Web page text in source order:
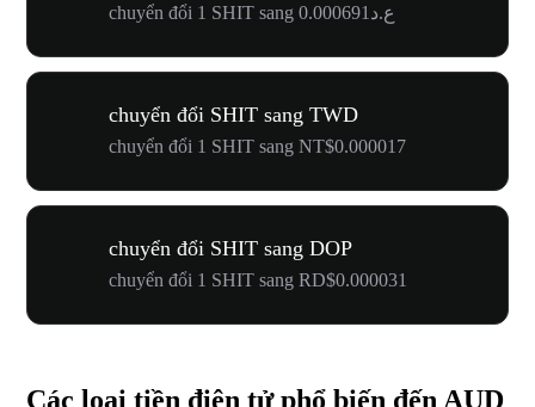
chuyển đổi 1 SHIT sang ع.د0.000691
chuyển đổi SHIT sang TWD
chuyển đổi 1 SHIT sang NT$0.000017
chuyển đổi SHIT sang DOP
chuyển đổi 1 SHIT sang RD$0.000031
Các loại tiền điện tử phổ biến đến AUD